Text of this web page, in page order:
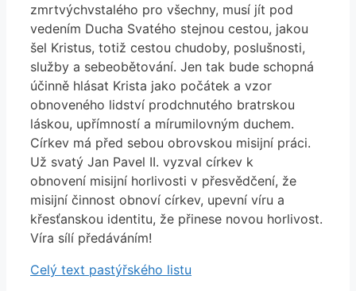
zmrtvýchvstalého pro všechny, musí jít pod
vedením Ducha Svatého stejnou cestou, jakou
šel Kristus, totiž cestou chudoby, poslušnosti,
služby a sebeobětování. Jen tak bude schopná
účinně hlásat Krista jako počátek a vzor
obnoveného lidství prodchnutého bratrskou
láskou, upřímností a mírumilovným duchem.
Církev má před sebou obrovskou misijní práci.
Už svatý Jan Pavel II. vyzval církev k
obnovení misijní horlivosti v přesvědčení, že
misijní činnost obnoví církev, upevní víru a
křesťanskou identitu, že přinese novou horlivost.
Víra sílí předáváním!
Celý text pastýřského listu